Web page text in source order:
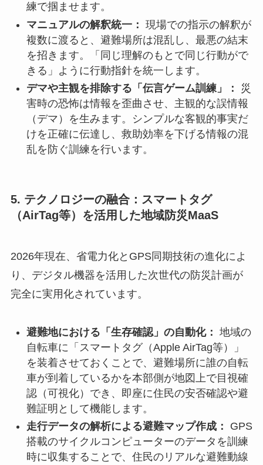
練で掴ませます。
マニュアルの解釈統一： 現場での指示の解釈が
複数に渡ると、避難場所は混乱し、最悪の結末
を招きます。「同じ理解のもとで同じ行動がで
きる」ように行動指針を統一します。
デマや主観を排除する「伝言ゲーム訓練」：
災
害時の恐怖は情報を歪曲させ、主観的な誤情報
（デマ）を生みます。シンプルな客観的事実だ
けを正確に伝達し、救助効率を下げる情報の混
乱を防ぐ訓練を行います。
5. テクノロジーの融合：スマートタグ
（AirTag等）を活用した地域防災MaaS
2026年現在、省電力化とGPS同期技術の進化によ
り、デジタル機器を活用した次世代の防災計画が
完全に実用化されています。
避難地における「生存確認」の自動化： 地域の
自転車に「スマートタグ（Apple AirTag等）」
を装着させておくことで、避難場所に誰の自転
車が到着しているかを本部側が地図上で目視確
認（可視化）でき、即座に住民の安否確認や避
難証明として機能します。
走行データの解析による避難マップ作成：
GPS
搭載のサイクルコンピューターのデータを訓練
時に収集することで、住民のリアルな避難動線